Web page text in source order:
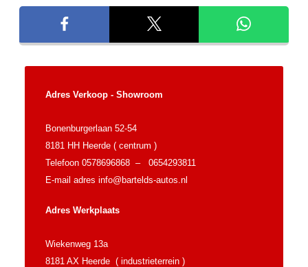
Adres Verkoop - Showroom
Bonenburgerlaan 52-54
8181 HH Heerde ( centrum )
Telefoon 0578696868 – 0654293811
E-mail adres info@bartelds-autos.nl
Adres Werkplaats
Wiekenweg 13a
8181 AX Heerde ( industrieterrein )